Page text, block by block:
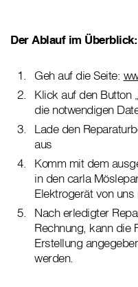
Der Ablauf im Überblick:
Geh auf die Seite:
Klick auf den Button
die notwendigen
Lade den
aus
Komm mit dem
in den carla
Elektrogerät von uns
Nach erledigter
Rechnung, kann die
Erstellung
werden.